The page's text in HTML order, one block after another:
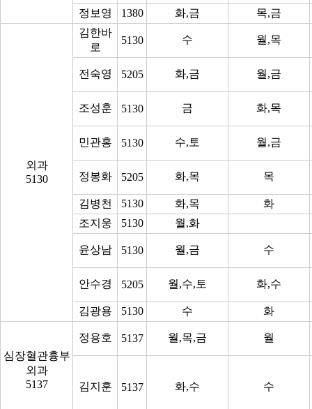
정보영 1380 화,금 목,금
외과
5130
김한바
로
5130 수 월,목
전숙영 5205 화,금 월,금
조성훈 5130 금 화,목
민관홍 5130 수,토 월,금
정봉화 5205 화,목 목
김병천 5130 화,목
화
조지웅
5130 월,화
윤상남 5130 월,금 수
안수경 5205 월,수,토 화,수
김광용 5130 수 화
심장혈관흉부
외과
5137
정용호 5137 월,목,금 월
김지훈 5137 화,수 수